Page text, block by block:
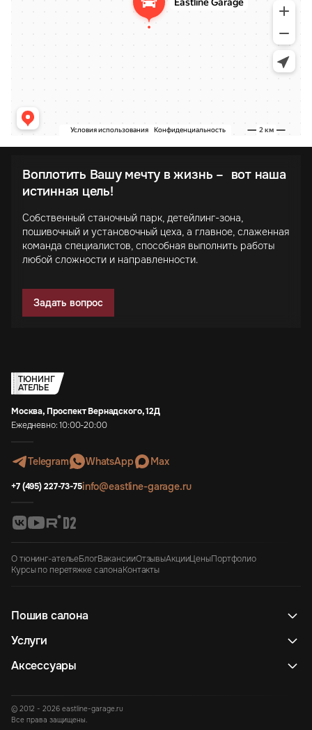
Воплотить Вашу мечту в жизнь – вот наша
истинная цель!
Собственный станочный парк, детейлинг-зона,
пошивочный и установочный цеха, а главное, слаженная
команда специалистов, способная выполнить работы
любой сложности и направленности.
Задать вопрос
ТЮНИНГ
АТЕЛЬЕ
Москва, Проспект Вернадского, 12Д
Ежедневно: 10:00-20:00
Telegram WhatsApp Max
+7 (495) 227-73-75info@eastline-garage.ru
О тюнинг-ательеБлогВакансииОтзывыАкцииЦеныПортфолио
Курсы по перетяжке салонаКонтакты
Пошив салона
Услуги
Аксессуары
© 2012 - 2026 eastline-garage.ru
Все права защищены.